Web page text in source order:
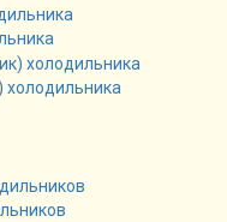
холодильника